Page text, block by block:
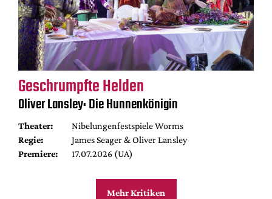
Geschrumpfte Helden
Oliver Lansley: Die Hunnenkönigin
Theater:
Nibelungenfestspiele Worms
Regie:
James Seager & Oliver Lansley
Premiere:
17.07.2026 (UA)
Mehr Kritiken